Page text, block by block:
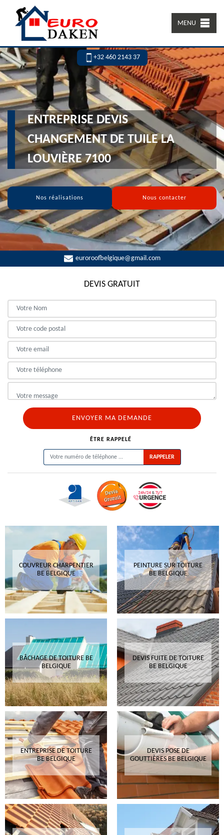
MENU
+32 460 2143 37
ENTREPRISE DEVIS
CHANGEMENT DE TUILE LA
LOUVIÈRE 7100
Nos réalisations Nous contacter
euroroofbelgique@gmail.com
DEVIS GRATUIT
ÊTRE RAPPELÉ
COUVREUR CHARPENTIER
BE BELGIQUE
PEINTURE SUR TOITURE
BE BELGIQUE
BÂCHAGE DE TOITURE BE
BELGIQUE
DEVIS FUITE DE TOITURE
BE BELGIQUE
ENTREPRISE DE TOITURE
BE BELGIQUE
DEVIS POSE DE
GOUTTIÈRES BE BELGIQUE